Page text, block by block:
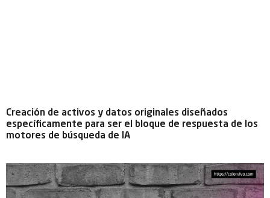
Creación de activos y datos originales diseñados
específicamente para ser el bloque de respuesta de los
motores de búsqueda de IA